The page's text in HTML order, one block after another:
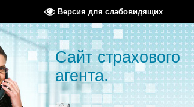
Версия для слабовидящих
Сайт страхового
агента.